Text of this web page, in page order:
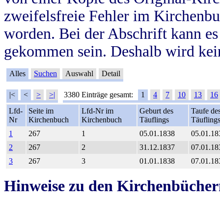
zweifelsfreie Fehler im
worden. Bei der Abschrift kann
gekommen sein. Deshalb wird
Alles Suchen Auswahl Detail
|< < > >| 3380 Einträge gesamt: 1 4 7 10 13
16
Lfd-
Nr
Seite im
Kirchenbuch
Lfd-Nr im
Kirchenbuch
Geburt des
Täuflings
Taufe
Täuflings
1
267 1 05.01.1838
2
267 2 31.12.1837
3
267 3 01.01.1838
Hinweise zu den